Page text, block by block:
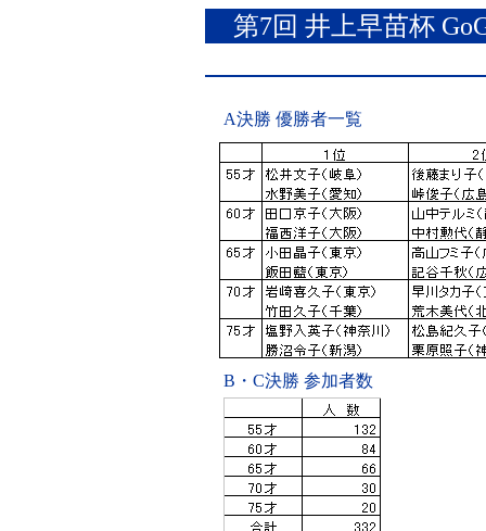
第7回 井上早苗杯
A決勝 優勝者一覧
B・C決勝 参加者数